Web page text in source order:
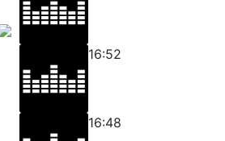
16:52
16:48